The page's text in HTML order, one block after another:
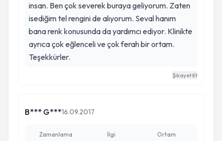
insan. Ben çok severek buraya geliyorum. Zaten
isediğim tel rengini de alıyorum. Seval hanım
bana renk konusunda da yardımcı ediyor. Klinikte
ayrıca çok eğlenceli ve çok ferah bir ortam.
Teşekkürler.
Şikayet Et
B*** G***16.09.2017
Zamanlama İlgi Ortam